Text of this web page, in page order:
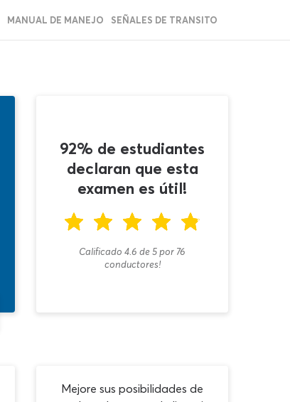
MANUAL DE MANEJO SEÑALES DE TRANSITO
92% de estudiantes
declaran que esta
examen es útil!
Calificado 4.6 de5 por 76
conductores!
Mejore sus posibilidades de